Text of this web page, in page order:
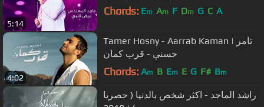
5:14
Chords: Em Am F Dm G C A
4:02
Tamer Hosny - Aarrab Kaman | تامر
حسني - قرب كمان
Chords: Am B Em E G F# Bm
راشد الماجد - اكثر شخص بالدنيا ( حصريا